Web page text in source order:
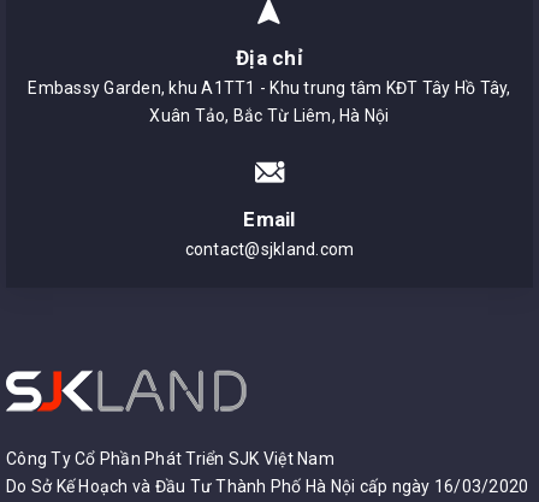
Địa chỉ
Embassy Garden, khu A1TT1 - Khu trung tâm KĐT Tây Hồ Tây,
Xuân Tảo, Bắc Từ Liêm, Hà Nội
Email
contact@sjkland.com
Công Ty Cổ Phần Phát Triển SJK Việt Nam
Do Sở Kế Hoạch và Đầu Tư Thành Phố Hà Nội cấp ngày 16/03/2020